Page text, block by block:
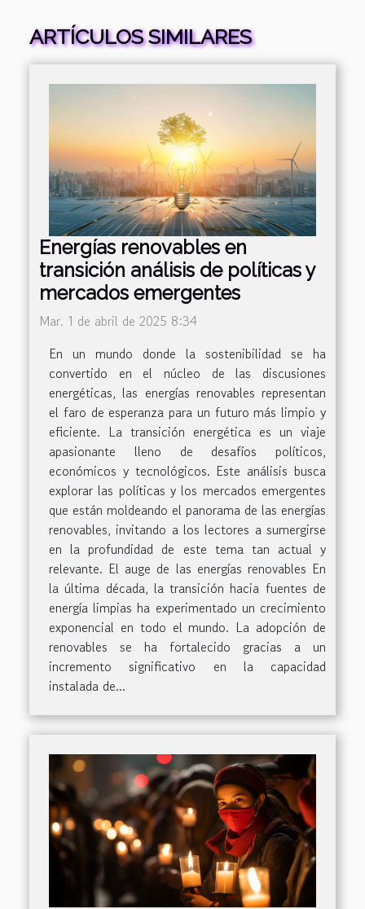
ARTÍCULOS SIMILARES
Energías renovables en
transición análisis de políticas y
mercados emergentes
Mar. 1 de abril de 2025 8:34
En un mundo donde la sostenibilidad se ha
convertido en el núcleo de las discusiones
energéticas, las energías renovables representan
el faro de esperanza para un futuro más limpio y
eficiente. La transición energética es un viaje
apasionante lleno de desafíos políticos,
económicos y tecnológicos. Este análisis busca
explorar las políticas y los mercados emergentes
que están moldeando el panorama de las energías
renovables, invitando a los lectores a sumergirse
en la profundidad de este tema tan actual y
relevante. El auge de las energías renovables En
la última década, la transición hacia fuentes de
energía limpias ha experimentado un crecimiento
exponencial en todo el mundo. La adopción de
renovables se ha fortalecido gracias a un
incremento significativo en la capacidad
instalada de...